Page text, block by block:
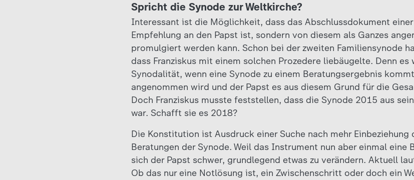
Spricht die Synode zur Weltkirche?
Interessant ist die Möglichkeit, dass das Abschlussdokument
Empfehlung an den Papst ist, sondern von diesem als Ganzes
promulgiert werden kann. Schon bei der zweiten Familiensynode
dass Franziskus mit einem solchen Prozedere liebäugelte. Denn es
Synodalität, wenn eine Synode zu einem Beratungsergebnis
angenommen wird und der Papst es aus diesem Grund für die
Doch Franziskus musste feststellen, dass die Synode 2015 aus
war. Schafft sie es 2018?
Die Konstitution ist Ausdruck einer Suche nach mehr
Beratungen der Synode. Weil das Instrument nun aber einmal
sich der Papst schwer, grundlegend etwas zu verändern. Aktuell
Ob das nur eine Notlösung ist, ein Zwischenschritt oder doch ein